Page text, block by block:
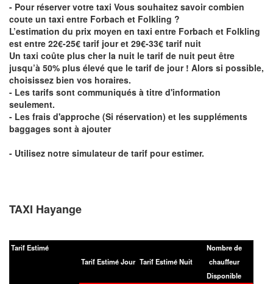
- Pour réserver votre taxi Vous souhaitez savoircombien
coute un taxi entre Forbach et Folkling ?
L’estimation du prix moyen en taxi entre Forbach et Folkling
est entre 22€-25€ tarif jour et 29€-33€ tarif nuit
Un taxi coûte plus cher la nuit le tarif de nuit peut être
jusqu’à 50% plus élevé que le tarif de jour ! Alors si possible,
choisissez bien vos horaires.
- Les tarifs sont communiqués à titre d'information
seulement.
- Les frais d'approche (Si réservation) et les suppléments
baggages sont à ajouter
- Utilisez notre simulateur de tarif pour estimer.
TAXI Hayange
Tarif Estimé
Tarif Estimé Jour Tarif Estimé Nuit
Nombre de
chauffeur
Disponible